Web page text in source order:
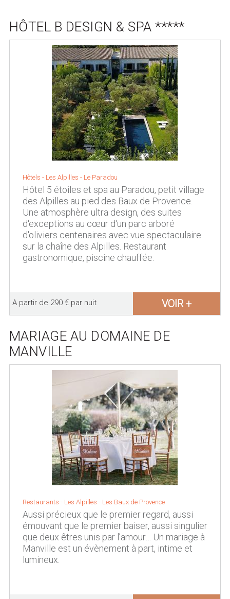
HÔTEL B DESIGN & SPA *****
Hôtels - Les Alpilles - Le Paradou
Hôtel 5 étoiles et spa au Paradou, petit village
des Alpilles au pied des Baux de Provence.
Une atmosphère ultra design, des suites
d'exceptions au cœur d'un parc arboré
d'oliviers centenaires avec vue spectaculaire
sur la chaîne des Alpilles. Restaurant
gastronomique, piscine chauffée.
A partir de 290 € par nuit VOIR +
MARIAGE AU DOMAINE DE
MANVILLE
Restaurants - Les Alpilles - Les Baux de Provence
Aussi précieux que le premier regard, aussi
émouvant que le premier baiser, aussi singulier
que deux êtres unis par l’amour… Un mariage à
Manville est un évènement à part, intime et
lumineux.